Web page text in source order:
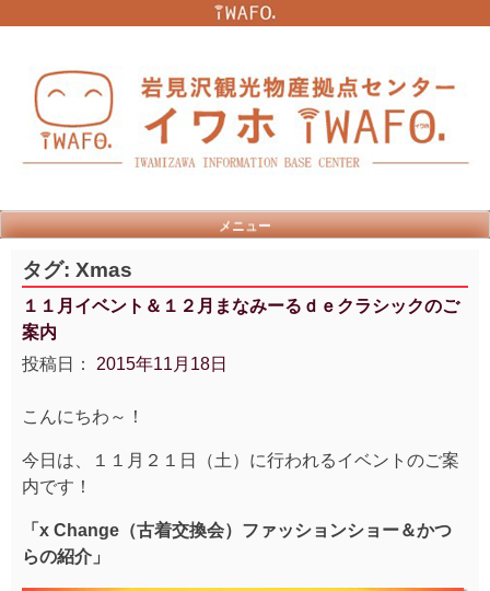
メニュー
タグ: Xmas
１１月イベント＆１２月まなみーるｄｅクラシックのご
案内
投稿日： 2015年11月18日
こんにちわ～！
今日は、１１月２１日（土）に行われるイベントのご案
内です！
「x Change（古着交換会）ファッションショー＆かつ
らの紹介」